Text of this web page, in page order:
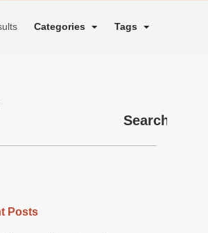
Categories Tags
Search
Posts